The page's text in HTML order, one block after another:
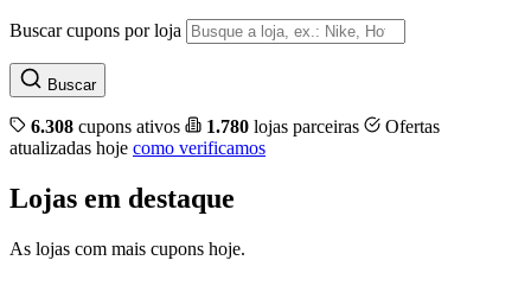
Buscar cupons por loja
Buscar
6.308 cupons ativos 1.780 lojas parceiras
Ofertas
atualizadas hoje como verificamos
Lojas em destaque
As lojas com mais cupons hoje.